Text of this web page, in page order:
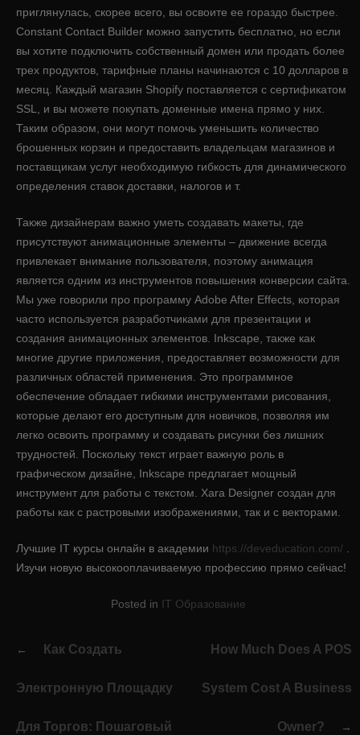
приглянулась, скорее всего, вы освоите ее гораздо быстрее.
Constant Contact Builder можно запустить бесплатно, но если
вы хотите подключить собственный домен или продать более
трех продуктов, тарифные планы начинаются с 10 долларов в
месяц. Каждый магазин Shopify поставляется с сертификатом
SSL, и вы можете покупать доменные имена прямо у них.
Таким образом, они могут помочь уменьшить количество
брошенных корзин и предоставить владельцам магазинов и
поставщикам услуг необходимую гибкость для динамического
определения ставок доставки, налогов и т.
Также дизайнерам важно уметь создавать макеты, где
присутствуют анимационные элементы – движение всегда
привлекает внимание пользователя, поэтому анимация
является одним из инструментов повышения конверсии сайта.
Мы уже говорили про программу Adobe After Effects, которая
часто используется разработчиками для презентации и
создания анимационных элементов. Inkscape, также как
многие другие приложения, предоставляет возможности для
различных областей применения. Это программное
обеспечение обладает гибкими инструментами рисования,
которые делают его доступным для новичков, позволяя им
легко освоить программу и создавать рисунки без лишних
трудностей. Поскольку текст играет важную роль в
графическом дизайне, Inkscape предлагает мощный
инструмент для работы с текстом. Xara Designer создан для
работы как с растровыми изображениями, так и с векторами.
Лучшие IT курсы онлайн в академии https://deveducation.com/
Изучи новую высокооплачиваемую профессию прямо сейчас!
Posted in IT Образование
navigation
Как Создать
Электронную Площадку
Для Торгов: Пошаговый
How Much Does A POS
System Cost A Business
Owner?